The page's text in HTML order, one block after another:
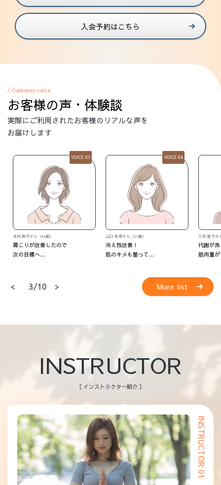
入会予約はこちら
/ Customer voice
お客様の声・体験談
実際にご利用されたお客様のリアルな声を
お届けします
VOICE 04
山口 有希さん（31歳）
冷え性改善！
肌のキメも整って…
VOICE 05
三吉 愛子さん（37歳）
代謝が良くなって
筋肉量がアップ！
M・Oさん
いつの
4/10
< > More list
INSTRUCTOR
［ インストラクター紹介 ］
INSTRUCTOR 01